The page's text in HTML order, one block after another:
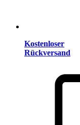
Kostenloser
Rückversand